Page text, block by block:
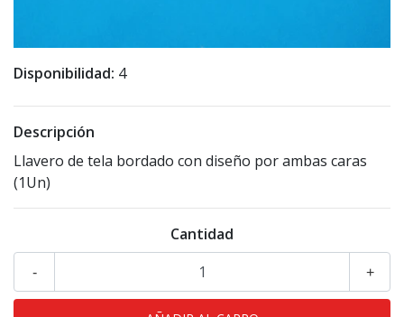
Disponibilidad: 4
Descripción
Llavero de tela bordado con diseño por ambas caras
(1Un)
Cantidad
+
-